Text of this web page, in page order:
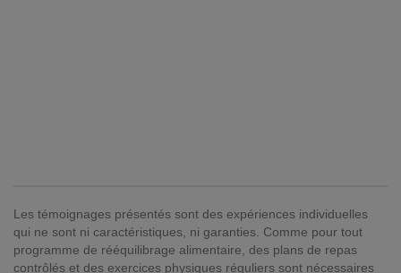
Les témoignages présentés sont des expériences individuelles
qui ne sont ni caractéristiques, ni garanties. Comme pour tout
programme de rééquilibrage alimentaire, des plans de repas
contrôlés et des exercices physiques réguliers sont nécessaires